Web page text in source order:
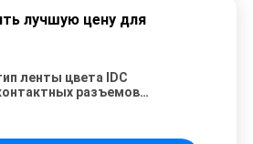
лучшую цену для
ленты цвета IDC
разъемов